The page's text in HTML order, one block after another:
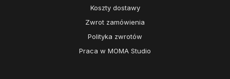
Koszty dostawy
Zwrot zamówienia
Polityka zwrotów
Praca w MOMA Studio